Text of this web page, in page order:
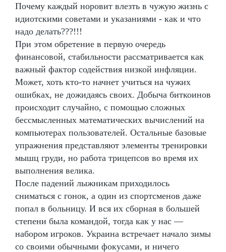
Почему каждый норовит влезть в чужую жизнь с
идиотскими советами и указаниями - как и что
надо делать???!!!
При этом обретение в первую очередь
финансовой, стабильности рассматривается как
важный фактор содействия низкой инфляции.
Может, хоть кто-то начнет учиться на чужих
ошибках, не дожидаясь своих. Добыча биткоинов
происходит случайно, с помощью сложных
бессмысленных математических вычислений на
компьютерах пользователей. Остальные базовые
упражнения представляют элементы тренировки
мышц груди, но работа трицепсов во время их
выполнения велика.
После падений лыжникам приходилось
сниматься с гонок, а один из спортсменов даже
попал в больницу. И вся их сборная в большей
степени была командой, тогда как у нас —
набором игроков. Украина встречает начало зимы
со своими обычными фокусами, и ничего